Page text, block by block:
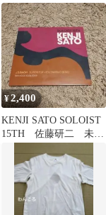
¥2,400
KENJI SATO SOLOIST
15TH 佐藤研二 未開